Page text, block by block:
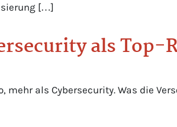
[…]
als Top-
mehr als Cybersecurity. Was die